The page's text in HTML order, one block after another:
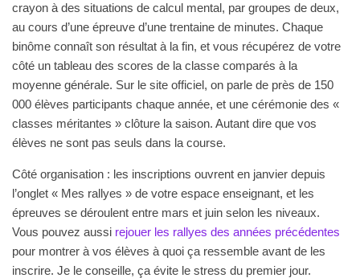
crayon à des situations de calcul mental, par groupes de deux,
au cours d’une épreuve d’une trentaine de minutes. Chaque
binôme connaît son résultat à la fin, et vous récupérez de votre
côté un tableau des scores de la classe comparés à la
moyenne générale. Sur le site officiel, on parle de près de 150
000 élèves participants chaque année, et une cérémonie des «
classes méritantes » clôture la saison. Autant dire que vos
élèves ne sont pas seuls dans la course.
Côté organisation : les inscriptions ouvrent en janvier depuis
l’onglet « Mes rallyes » de votre espace enseignant, et les
épreuves se déroulent entre mars et juin selon les niveaux.
Vous pouvez aussi rejouer les rallyes des années précédentes
pour montrer à vos élèves à quoi ça ressemble avant de les
inscrire. Je le conseille, ça évite le stress du premier jour.